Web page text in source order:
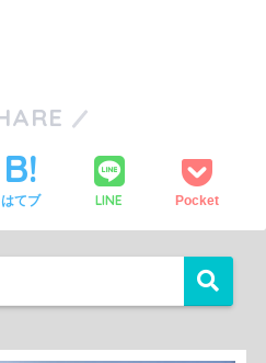
はてブ LINE Pocket